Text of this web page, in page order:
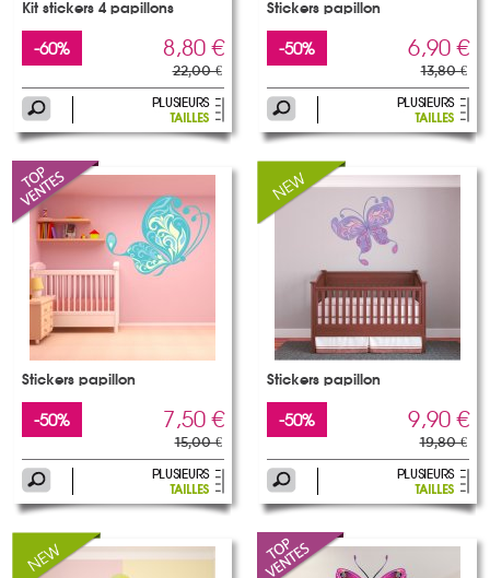
Kit stickers 4 papillons
-60% 8,80 €
22,00 €
Stickers papillon
-50% 6,90 €
13,80 €
Stickers papillon
-50% 7,50 €
15,00 €
Stickers papillon
-50% 9,90 €
19,80 €